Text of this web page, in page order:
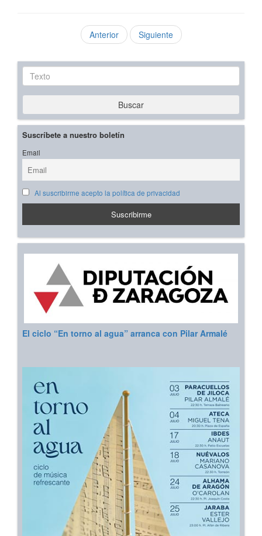
Anterior Siguiente
Texto
Buscar
Suscríbete a nuestro boletín
Email
Al suscribirme acepto la política de privacidad
El ciclo “En torno al agua” arranca con Pilar Armalé